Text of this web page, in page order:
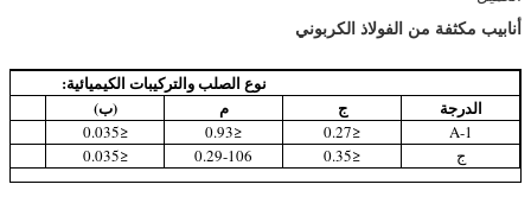
أنابيب مكثفة من الفولاذ الكربوني
نوع الصلب والتركيبات الكيميائية:
الدرجة
ج م (ب)
A-1
≤0.27
≤0.93
≤0.035
ج
≤0.35
0.29-106
≤0.035